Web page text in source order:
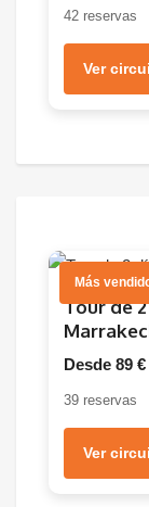
42 reservas
Ver
Más
Tour de
Desde 89 €
39 reservas
Ver